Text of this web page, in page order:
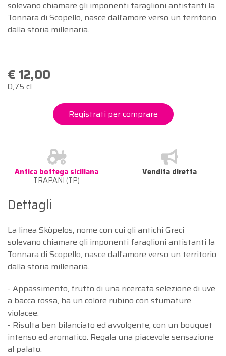
solevano chiamare gli imponenti faraglioni antistanti la
Tonnara di Scopello, nasce dall'amore verso un territorio
dalla storia millenaria.
€ 12,00
0,75 cl
Registrati per comprare
Antica bottega siciliana
TRAPANI (TP)
Vendita diretta
Dettagli
La linea Skòpelos, nome con cui gli antichi Greci
solevano chiamare gli imponenti faraglioni antistanti la
Tonnara di Scopello, nasce dall'amore verso un territorio
dalla storia millenaria.
- Appassimento, frutto di una ricercata selezione di uve
a bacca rossa, ha un colore rubino con sfumature
violacee.
- Risulta ben bilanciato ed avvolgente, con un bouquet
intenso ed aromatico. Regala una piacevole sensazione
al palato.